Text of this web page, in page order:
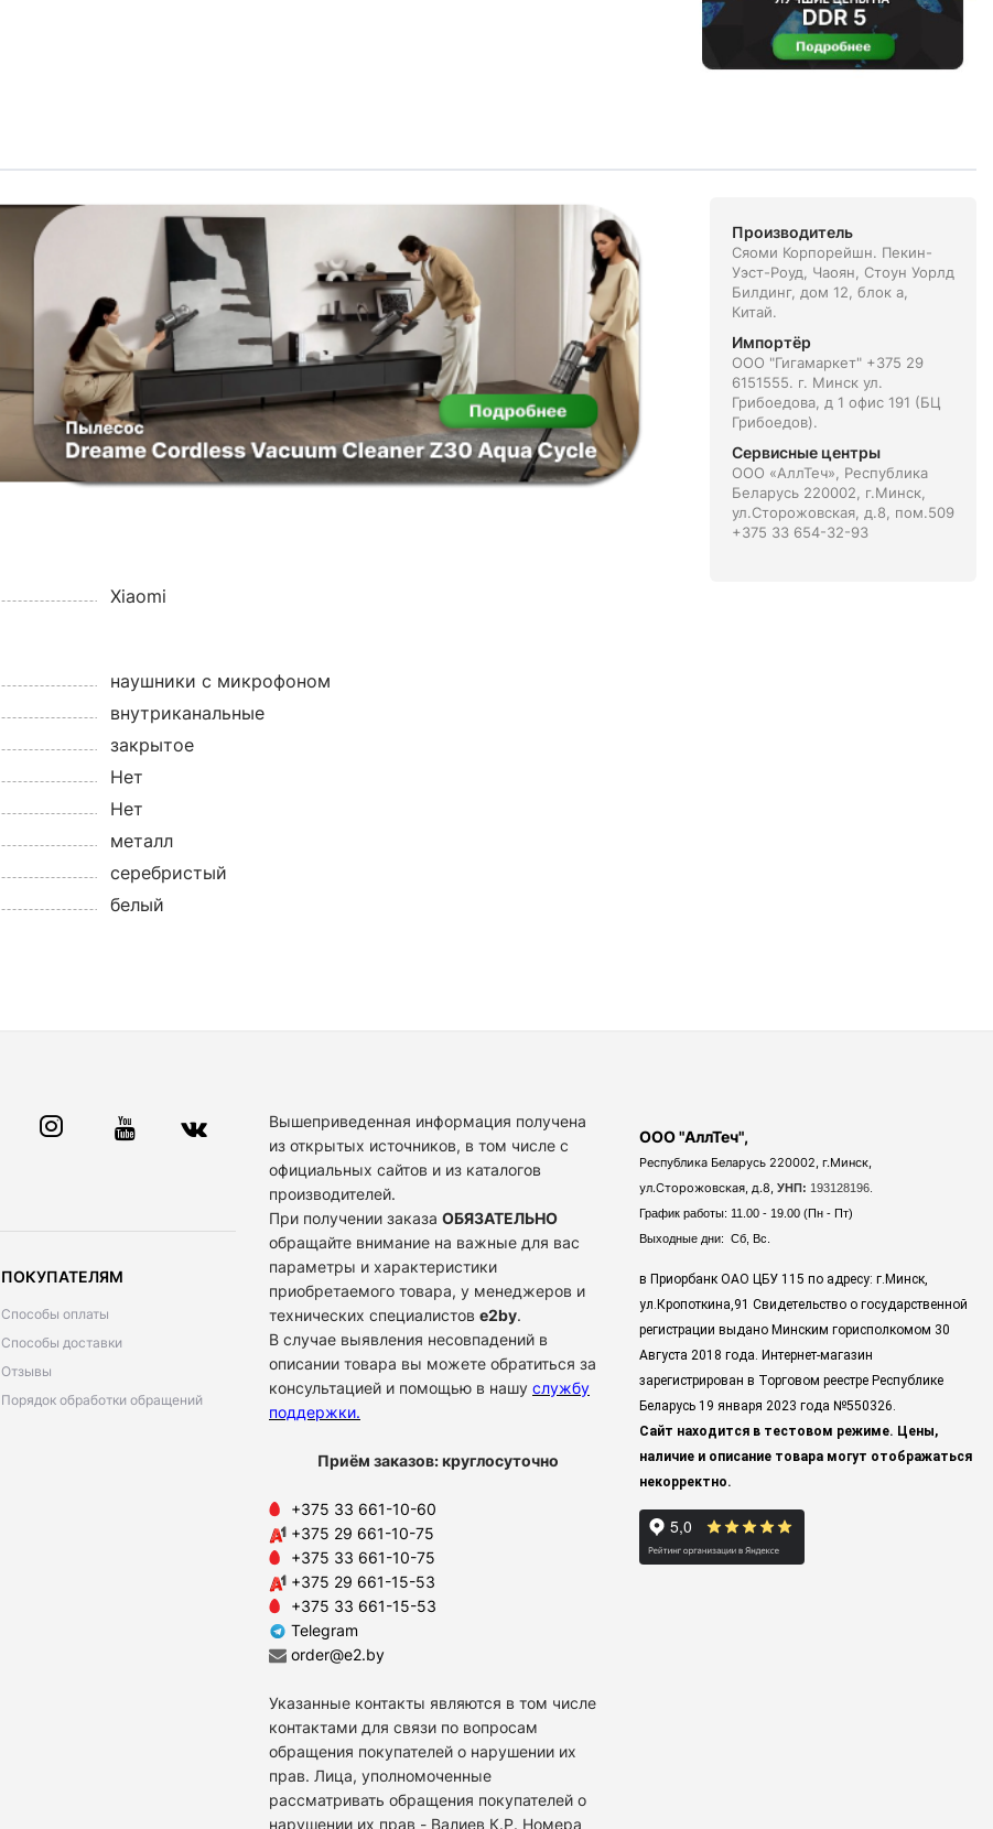
Xiaomi
наушники с микрофоном
внутриканальные
закрытое
Нет
Нет
металл
серебристый
белый
Производитель
Сяоми Корпорейшн. Пекин-
Уэст-Роуд, Чаоян, Стоун Уорлд
Билдинг, дом 12, блок а,
Китай.
Импортёр
ООО "Гигамаркет" +375 29
6151555. г. Минск ул.
Грибоедова, д 1 офис 191 (БЦ
Грибоедов).
Сервисные центры
ООО «АллТеч», Республика
Беларусь 220002, г.Минск,
ул.Сторожовская, д.8, пом.509
+375 33 654-32-93
ПОКУПАТЕЛЯМ
Способы оплаты
Способы доставки
Отзывы
Порядок обработки обращений
Вышеприведенная информация получена
из открытых источников, в том числе с
официальных сайтов и из каталогов
производителей.
При получении заказа ОБЯЗАТЕЛЬНО
обращайте внимание на важные для вас
параметры и характеристики
приобретаемого товара, у менеджеров и
технических специалистов e2by.
В случае выявления несовпадений в
описании товара вы можете обратиться за
консультацией и помощью в нашу службу
поддержки.
Приём заказов: круглосуточно
+375 33 661-10-60
+375 29 661-10-75
+375 33 661-10-75
+375 29 661-15-53
+375 33 661-15-53
Telegram
order@e2.by
Указанные контакты являются в том числе
контактами для связи по вопросам
обращения покупателей о нарушении их
прав. Лица, уполномоченные
рассматривать обращения покупателей о
нарушении их прав - Валиев К.Р. Номера
ООО "АллТеч",
Республика Беларусь 220002, г.Минск,
ул.Сторожовская, д.8, УНП: 193128196.
График работы: 11.00 - 19.00 (Пн - Пт)
Выходные дни: Сб, Вс.
в Приорбанк ОАО ЦБУ 115 по адресу: г.Минск,
ул.Кропоткина,91 Свидетельство о государственной
регистрации выдано Минским горисполкомом 30
Августа 2018 года. Интернет-магазин
зарегистрирован в Торговом реестре Республике
Беларусь 19 января 2023 года №550326.
Сайт находится в тестовом режиме. Цены,
наличие и описание товара могут отображаться
некорректно.